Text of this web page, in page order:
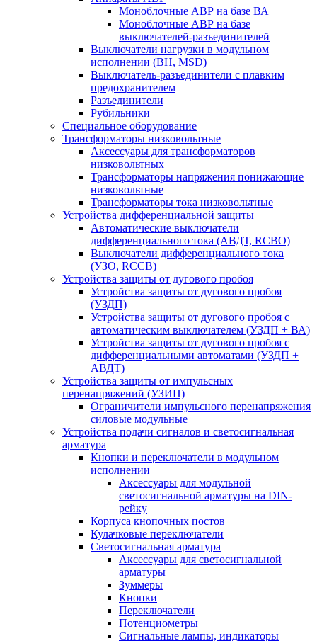
Моноблочные АВР на базе ВА
Моноблочные АВР на базе
выключателей-разъединителей
Выключатели нагрузки в модульном
исполнении (ВН, MSD)
Выключатель-разъединители с плавким
предохранителем
Разъединители
Рубильники
Специальное оборудование
Трансформаторы низковольтные
Аксессуары для трансформаторов
низковольтных
Трансформаторы напряжения понижающие
низковольтные
Трансформаторы тока низковольтные
Устройства дифференциальной защиты
Автоматические выключатели
дифференциального тока (АВДТ, RCBO)
Выключатели дифференциального тока
(УЗО, RCCB)
Устройства защиты от дугового пробоя
Устройства защиты от дугового пробоя
(УЗДП)
Устройства защиты от дугового пробоя с
автоматическим выключателем (УЗДП + ВА)
Устройства защиты от дугового пробоя с
дифференциальными автоматами (УЗДП +
АВДТ)
Устройства защиты от импульсных
перенапряжений (УЗИП)
Ограничители импульсного перенапряжения
силовые модульные
Устройства подачи сигналов и светосигнальная
арматура
Кнопки и переключатели в модульном
исполнении
Аксессуары для модульной
светосигнальной арматуры на DIN-
рейку
Корпуса кнопочных постов
Кулачковые переключатели
Светосигнальная арматура
Аксессуары для светосигнальной
арматуры
Зуммеры
Кнопки
Переключатели
Потенциометры
Сигнальные лампы, индикаторы